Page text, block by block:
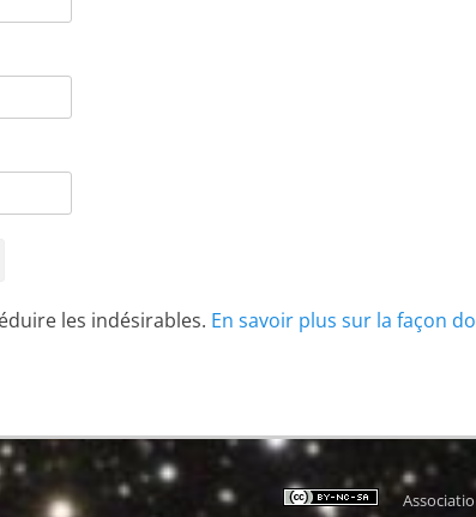
les indésirables. En savoir plus sur la façon